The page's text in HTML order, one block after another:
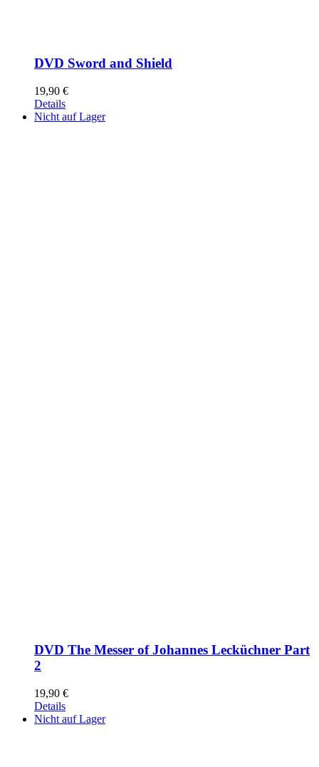
DVD Sword and Shield
19,90 €
Details
Nicht auf Lager
DVD The Messer of Johannes Lecküchner Part
2
19,90 €
Details
Nicht auf Lager